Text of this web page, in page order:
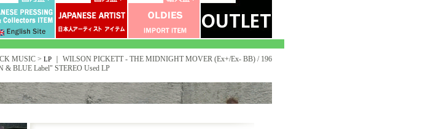
MUSIC > LP
WILSON PICKETT - THE MIDNIGHT MOVER (Ex+/Ex- BB) / 196
& BLUE Label" STEREO Used LP